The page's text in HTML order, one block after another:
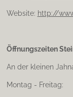
Website: http://
Öffnungszeiten
An der kleinen
Montag - Freitag: